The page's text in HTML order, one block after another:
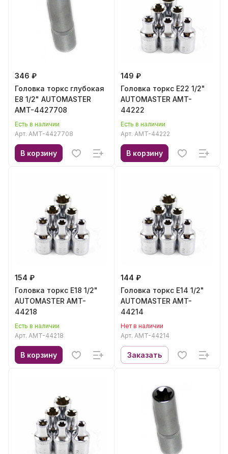
346 ₽
Головка торкс глубокая
E8 1/2" AUTOMASTER
AMT-4427708
Есть в наличии
Арт. AMT-4427708
В корзину
149 ₽
Головка торкс E22 1/2"
AUTOMASTER AMT-
44222
Есть в наличии
Арт. AMT-44222
В корзину
154 ₽
Головка торкс E18 1/2"
AUTOMASTER AMT-
44218
Есть в наличии
Арт. AMT-44218
В корзину
144 ₽
Головка торкс E14 1/2"
AUTOMASTER AMT-
44214
Нет в наличии
Арт. AMT-44214
Заказать